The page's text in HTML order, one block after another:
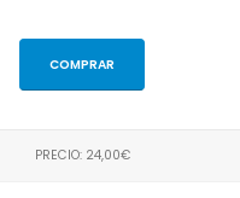
COMPRAR
PRECIO: 24,00€